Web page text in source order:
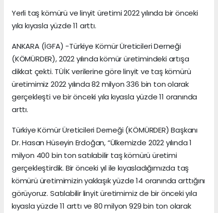
Yerli taş kömürü ve linyit üretimi 2022 yılında bir önceki
yıla kıyasla yüzde 11 arttı.
ANKARA (İGFA) -Türkiye Kömür Üreticileri Derneği
(KÖMÜRDER), 2022 yılında kömür üretimindeki artışa
dikkat çekti. TÜİK verilerine göre linyit ve taş kömürü
üretimimiz 2022 yılında 82 milyon 336 bin ton olarak
gerçekleşti ve bir önceki yıla kıyasla yüzde 11 oranında
arttı.
Türkiye Kömür Üreticileri Derneği (KÖMÜRDER) Başkanı
Dr. Hasan Hüseyin Erdoğan, “Ülkemizde 2022 yılında 1
milyon 400 bin ton satılabilir taş kömürü üretimi
gerçekleştirdik. Bir önceki yıl ile kıyasladığımızda taş
kömürü üretimimizin yaklaşık yüzde 14 oranında arttığını
görüyoruz. Satılabilir linyit üretimimiz de bir önceki yıla
kıyasla yüzde 11 arttı ve 80 milyon 929 bin ton olarak